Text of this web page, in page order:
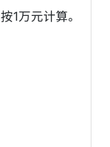
按1万元计算。